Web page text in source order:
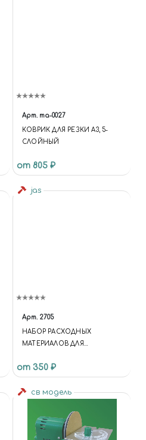
Арт. ma-0027
КОВРИК ДЛЯ РЕЗКИ А3, 5-
СЛОЙНЫЙ
от 805 ₽
jas
Арт. 2705
НАБОР РАСХОДНЫХ
МАТЕРИАЛОВ ДЛЯ
JAS 2705
от 350 ₽
св модель